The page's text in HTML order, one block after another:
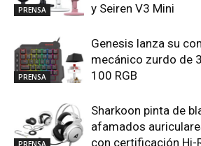
PRENSA
y Seiren V3 Mini
PRENSA
Genesis lanza su
mecánico zurdo de
100 RGB
Sharkoon pinta de
afamados
con certificación Hi-